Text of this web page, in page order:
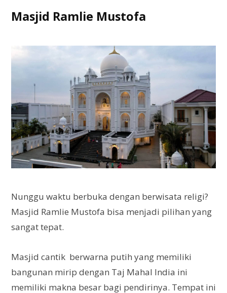
Masjid Ramlie Mustofa
Nunggu waktu berbuka dengan berwisata religi?
Masjid Ramlie Mustofa bisa menjadi pilihan yang
sangat tepat.
Masjid cantik berwarna putih yang memiliki
bangunan mirip dengan Taj Mahal India ini
memiliki makna besar bagi pendirinya. Tempat ini